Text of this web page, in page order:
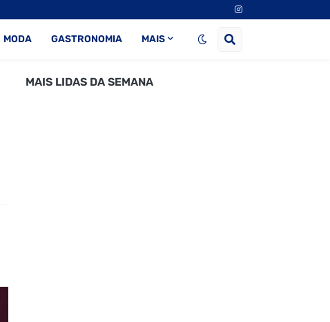
MODA GASTRONOMIA MAIS
MAIS LIDAS DA SEMANA